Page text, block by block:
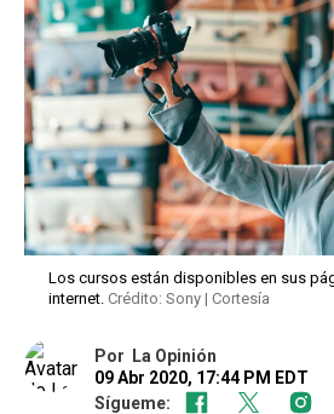
Los cursos están disponibles en sus
internet. Crédito: Sony | Cortesía
Por
La Opinión
09 Abr 2020, 17:44 PM EDT
Sígueme: